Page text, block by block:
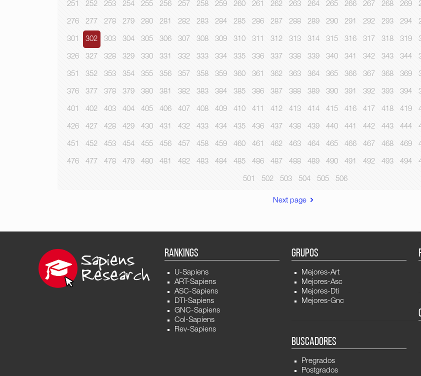
251 252 253 254 255 256 257 258 259 260 261 262 263 264 265 266 267 268 269
276 277 278 279 280 281 282 283 284 285 286 287 288 289 290 291 292 293 294
301 302 303 304 305 306 307 308 309 310 311 312 313 314 315 316 317 318 319
326 327 328 329 330 331 332 333 334 335 336 337 338 339 340 341 342 343 344
351 352 353 354 355 356 357 358 359 360 361 362 363 364 365 366 367 368 369
376 377 378 379 380 381 382 383 384 385 386 387 388 389 390 391 392 393 394
401 402 403 404 405 406 407 408 409 410 411 412 413 414 415 416 417 418 419
426 427 428 429 430 431 432 433 434 435 436 437 438 439 440 441 442 443 444
451 452 453 454 455 456 457 458 459 460 461 462 463 464 465 466 467 468 469
476 477 478 479 480 481 482 483 484 485 486 487 488 489 490 491 492 493 494
501 502 503 504 505 506
Next page
RANKINGS
U-Sapiens
ART-Sapiens
ASC-Sapiens
DTI-Sapiens
GNC-Sapiens
Col-Sapiens
Rev-Sapiens
GRUPOS
Mejores-Art
Mejores-Asc
Mejores-Dti
Mejores-Gnc
BUSCADORES
Pregrados
Postgrados